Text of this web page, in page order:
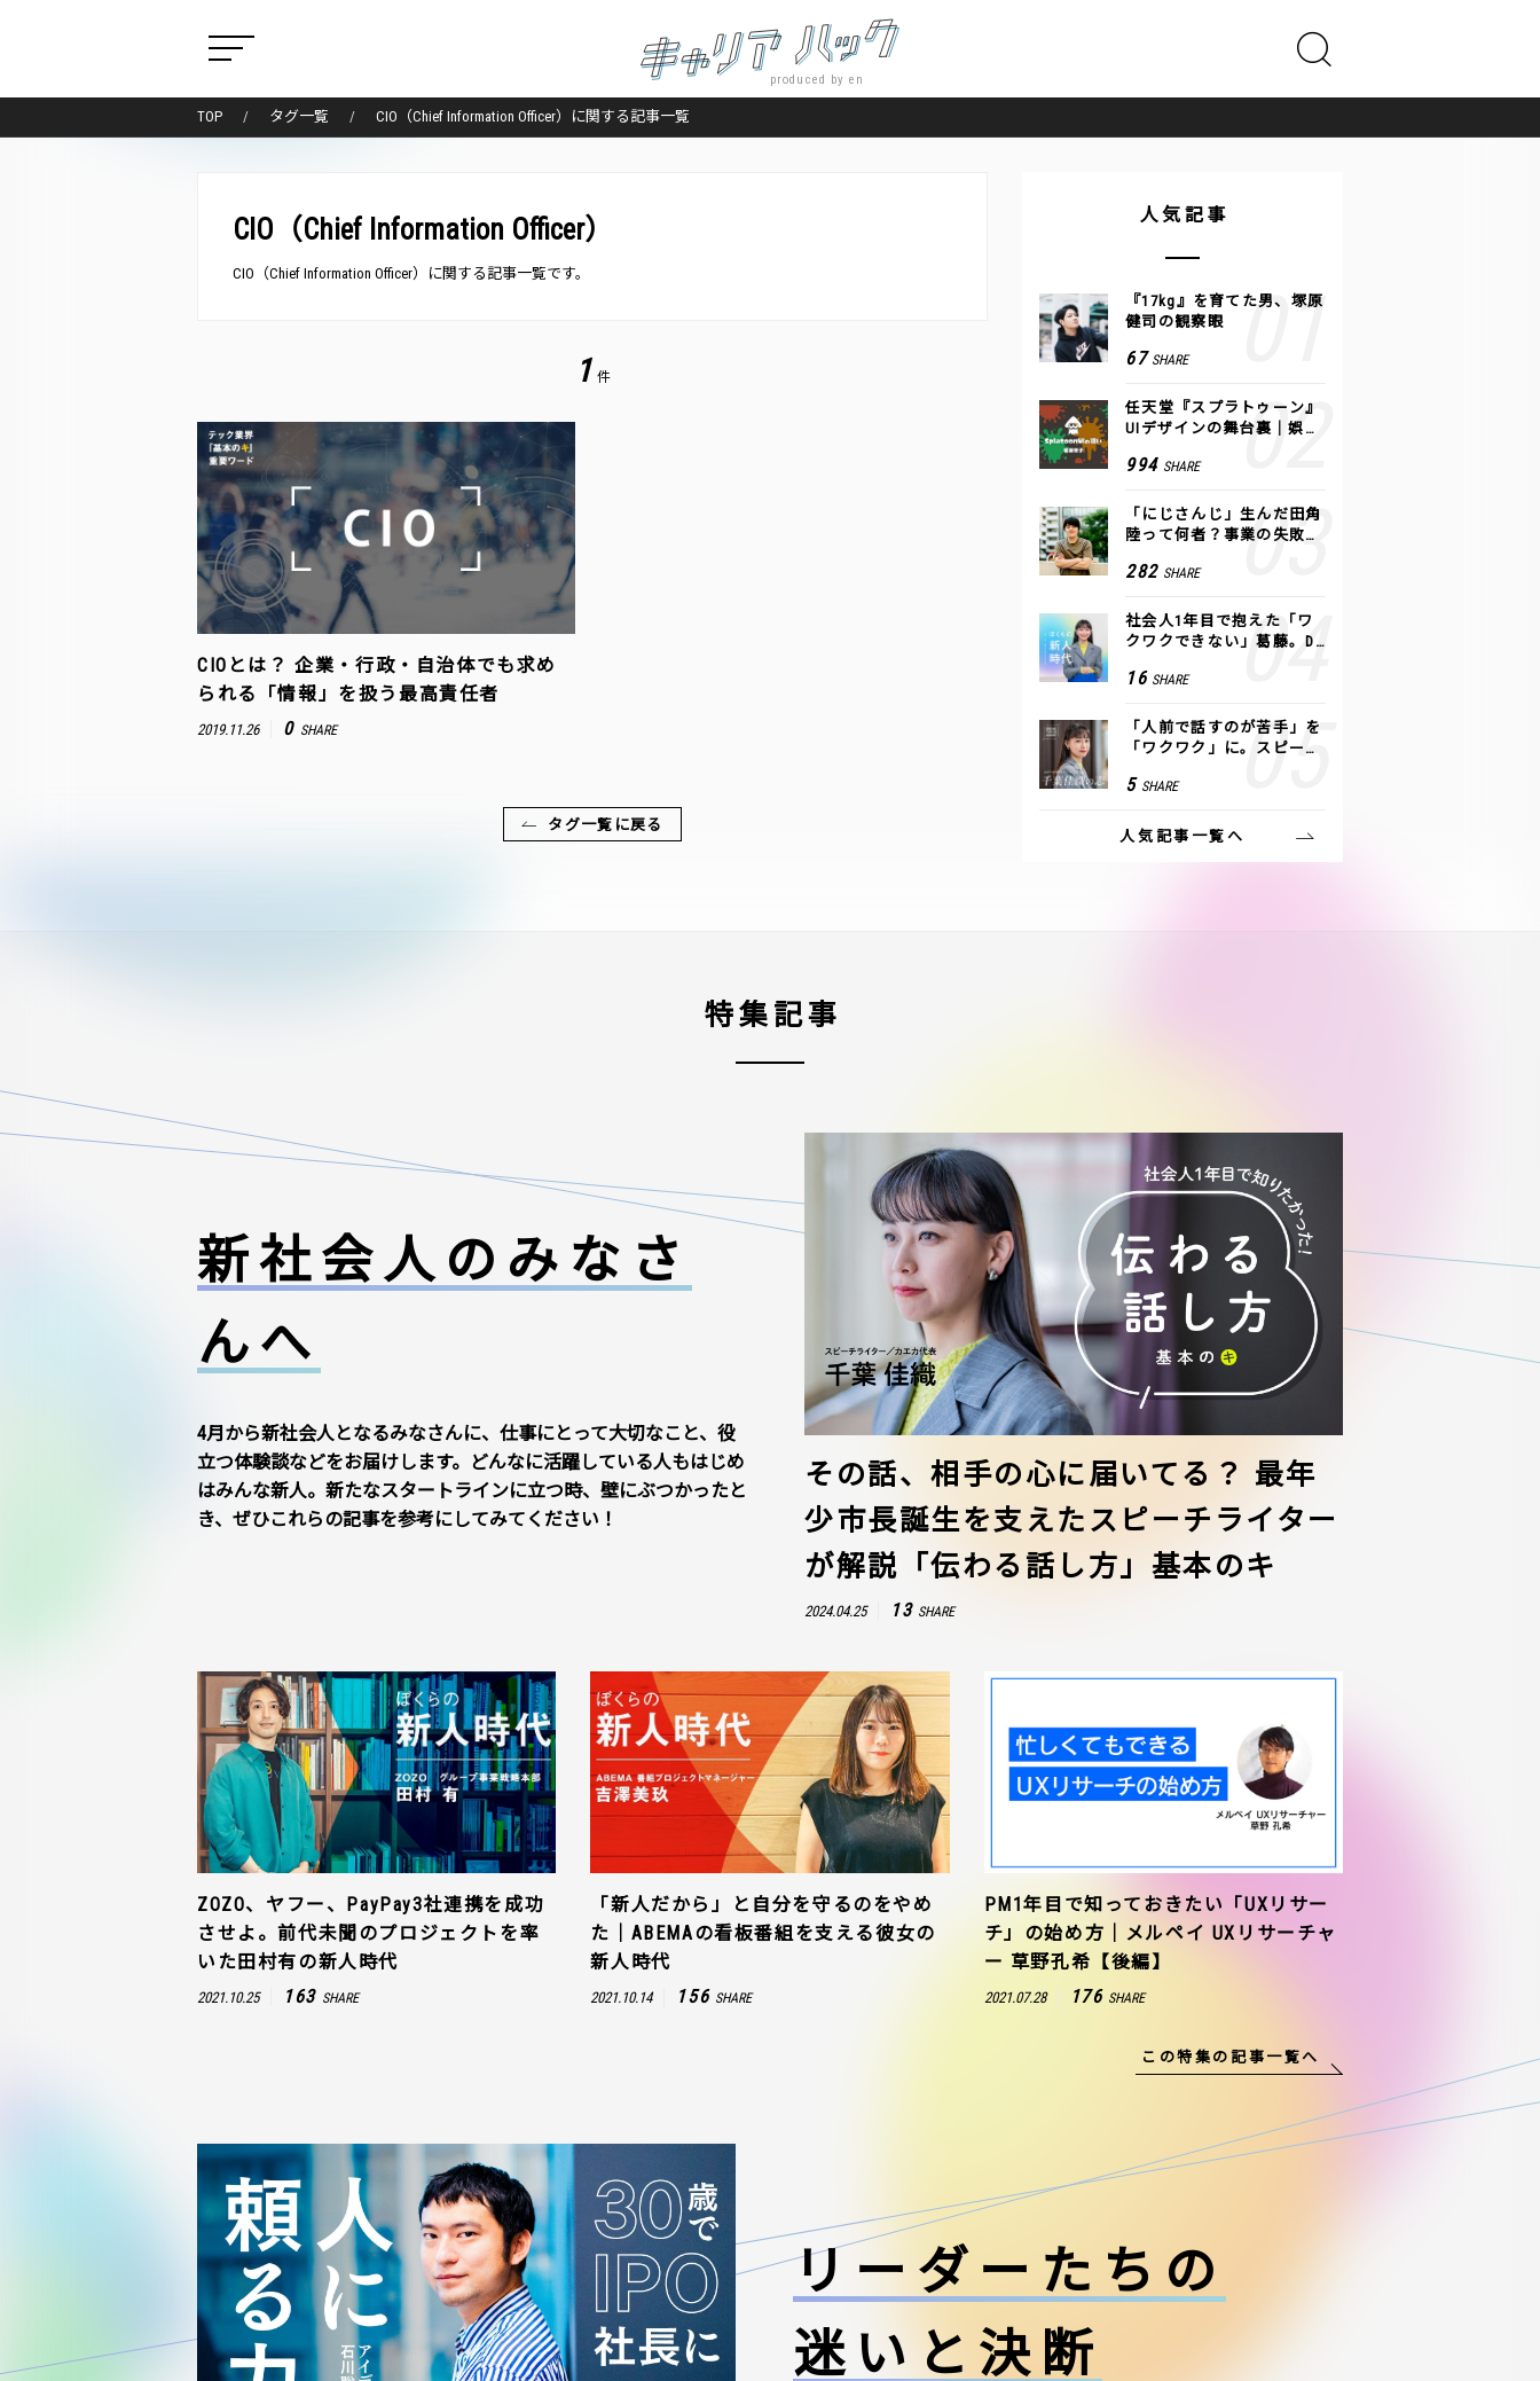
produced by en
TOP タグ一覧 CIO（Chief Information Officer）に関する記事一覧
CIO（Chief Information Officer）
CIO（Chief Information Officer）に関する記事一覧です。
1 件
CIOとは？ 企業・行政・自治体でも求め
られる「情報」を扱う最高責任者
2019.11.26 0 SHARE
タグ一覧に戻る
人気記事
『17kg』を育てた男、塚原
健司の観察眼
67 SHARE
任天堂『スプラトゥーン』
UIデザインの舞台裏｜娯楽
994 SHARE
「にじさんじ」生んだ田角
陸って何者？事業の失敗
COLOR
282 SHARE
社会人1年目で抱えた「ワ
クワクできない」葛藤。De
つけた、私の生きる道
16 SHARE
「人前で話すのが苦手」を
「ワクワク」に。スピーチ
方トレーニング」に込めた
5 SHARE
人気記事一覧へ
特集記事
新社会人のみなさ
んへ
4月から新社会人となるみなさんに、仕事にとって大切なこと、役
立つ体験談などをお届けします。どんなに活躍している人もはじめ
はみんな新人。新たなスタートラインに立つ時、壁にぶつかったと
き、ぜひこれらの記事を参考にしてみてください！
その話、相手の心に届いてる？ 最年
少市長誕生を支えたスピーチライター
が解説「伝わる話し方」基本のキ
2024.04.25 13 SHARE
ZOZO、ヤフー、PayPay3社連携を成功
させよ。前代未聞のプロジェクトを率
いた田村有の新人時代
2021.10.25 163 SHARE
「新人だから」と自分を守るのをやめ
た｜ABEMAの看板番組を支える彼女の
新人時代
2021.10.14 156 SHARE
PM1年目で知っておきたい「UXリサー
チ」の始め方｜メルペイ UXリサーチャ
ー 草野孔希【後編】
2021.07.28 176 SHARE
この特集の記事一覧へ
リーダーたちの
迷いと決断